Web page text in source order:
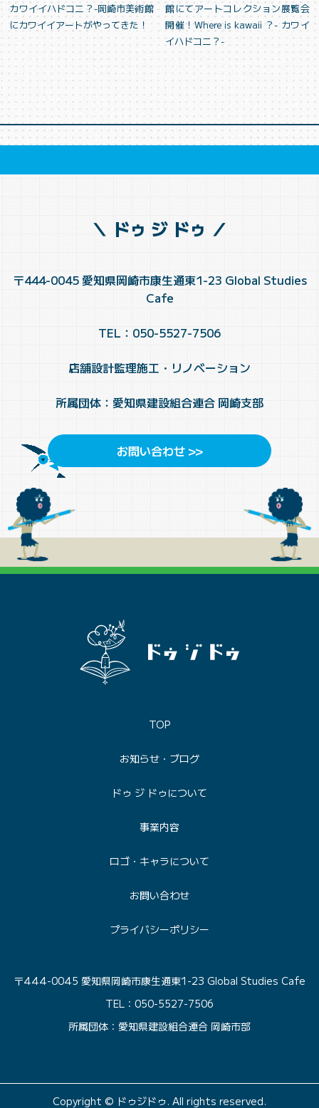
カワイイハドコニ？-岡崎市美術館
にカワイイアートがやってきた！
館にてアートコレクション展覧会
開催！Where is kawaii ？- カワイ
イハドコニ？-
＼ ドゥ ジ ドゥ ／
〒444-0045 愛知県岡崎市康生通東1-23 Global Studies
Cafe
TEL：050-5527-7506
店舗設計監理施工・リノベーション
所属団体：愛知県建設組合連合 岡崎支部
お問い合わせ >>
TOP
お知らせ・ブログ
ドゥ ジ ドゥについて
事業内容
ロゴ・キャラについて
お問い合わせ
プライバシーポリシー
〒444-0045 愛知県岡崎市康生通東1-23 Global Studies Cafe
TEL：050-5527-7506
所属団体：愛知県建設組合連合 岡崎市部
Copyright © ドゥジドゥ. All rights reserved.